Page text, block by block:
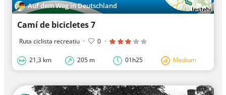
Auf dem Weg in Deutschland
Camí de bicicletes 7
Ruta ciclista recreatiu · 0 ·
21,3 km 205 m 01h25 Medium